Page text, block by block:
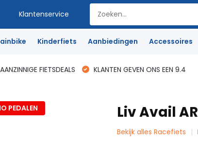
Klantenservice
Kinderfiets Aanbiedingen Accessoires
FIETSDEALS KLANTEN GEVEN ONS EEN 9.4
PEDALEN
Liv Avail
Bekijk alles Racefiets